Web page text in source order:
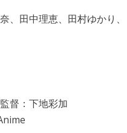
、田中理恵、田村ゆかり、
督：下地彩加